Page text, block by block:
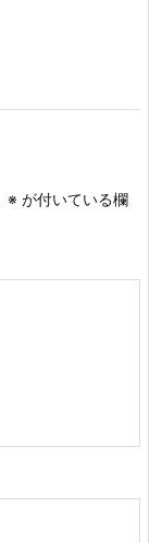
※ が付いている欄